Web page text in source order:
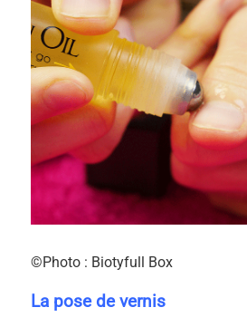
©Photo : Biotyfull Box
La pose de vernis